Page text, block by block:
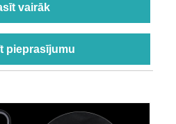
vairāk
pieprasījumu